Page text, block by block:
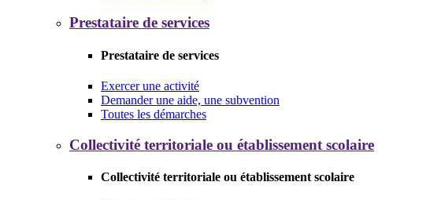
Prestataire de services
Prestataire de services
Exercer une activité
Demander une aide, une subvention
Toutes les démarches
Collectivité territoriale ou établissement scolaire
Collectivité territoriale ou établissement scolaire